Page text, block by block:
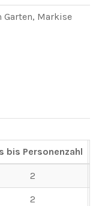
Garten, Markise
bis Personenzahl
2
2